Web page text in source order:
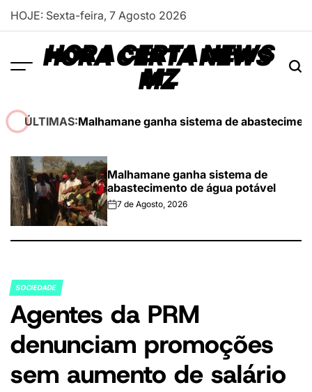
Skip
HOJE: Sexta-feira, 7 Agosto 2026
HORA CERTA NEWS
MZ
ÚLTIMAS:Malhamane ganha sistema de
Malhamane ganha sistema de
abastecimento de água potável
on7 de Agosto, 2026
POSTED
IN
SOCIEDADE
Agentes da PRM
denunciam promoções
sem aumento de salário